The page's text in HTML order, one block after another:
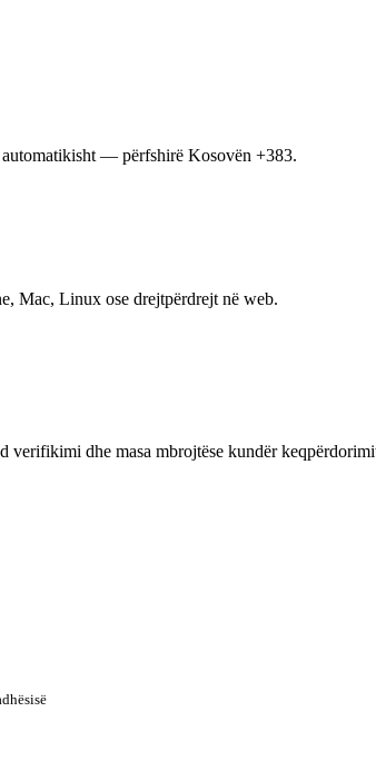
— përfshirë Kosovën +383.
Mac, Linux ose drejtpërdrejt në web.
verifikimi dhe masa mbrojtëse kundër